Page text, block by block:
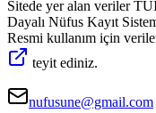
Sitede yer alan veriler
Dayalı Nüfus Kayıt
Resmi kullanım için
teyit ediniz.
nufusune@gmail.com